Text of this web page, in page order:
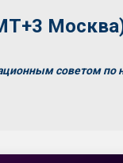
советом